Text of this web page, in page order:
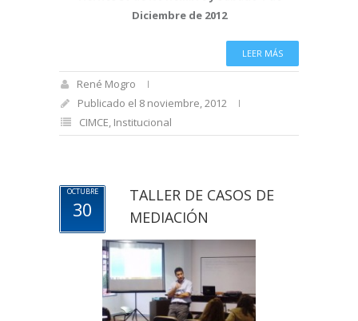
Diciembre de 2012
LEER MÁS
René Mogro
Publicado el 8 noviembre, 2012
CIMCE, Institucional
OCTUBRE
30
TALLER DE CASOS DE
MEDIACIÓN